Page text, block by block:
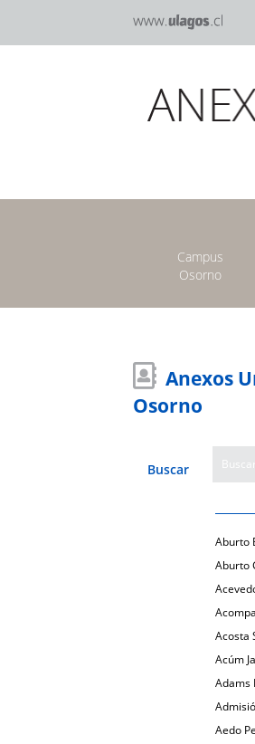
Campus
Osorno
Anexos
Osorno
Buscar
Aburto
Aburto
Acosta
Acúm
Adams
Aedo